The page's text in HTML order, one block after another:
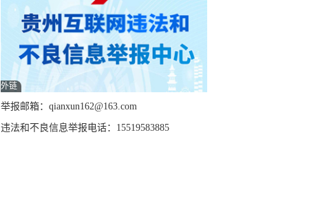
外链
举报邮箱：qianxun162@163.com
违法和不良信息举报电话：15519583885